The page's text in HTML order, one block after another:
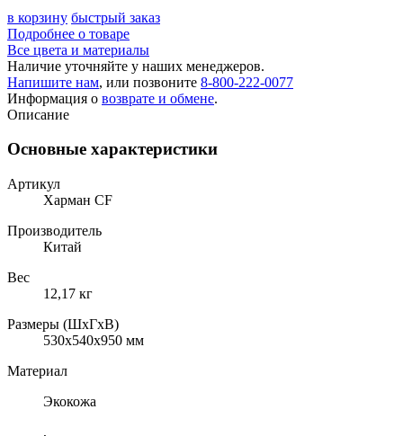
в корзину быстрый заказ
Подробнее о товаре
Все цвета и материалы
Наличие уточняйте у наших менеджеров.
Напишите нам, или позвоните 8-800-222-0077
Информация о возврате и обмене.
Описание
Основные характеристики
Артикул
Харман CF
Производитель
Китай
Вес
12,17 кг
Размеры (ШхГхВ)
530x540x950 мм
Материал
Экокожа
,